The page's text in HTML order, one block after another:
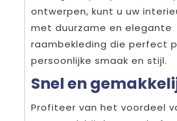
ontwerpen, kunt u uw
met duurzame en elegante
raambekleding die perfect
persoonlijke smaak en stijl.
Snel en
Profiteer van het voordeel